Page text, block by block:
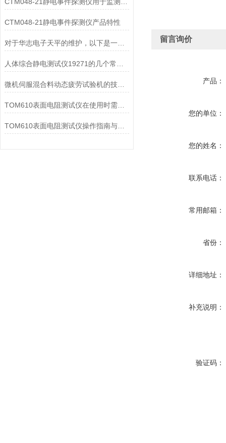
CTM048-21静电事件探测仪产品特性
对于华志电子天平的维护，以下是一些建议和注意事项
微机伺服混合料动态疲劳试验机的技术试验方法
TOM610表面电阻测试仪在使用时需要注意的方面有以下几点
TOM610表面电阻测试仪操作指南与维护保养
留言询价
产品：
您的单位：
您的姓名：
联系电话：
常用邮箱：
省份：
详细地址：
补充说明：
验证码：